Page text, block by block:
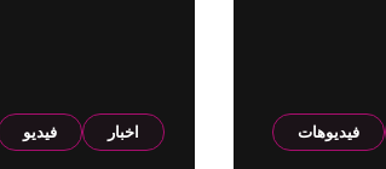
فيديوهات اخبار فيديو